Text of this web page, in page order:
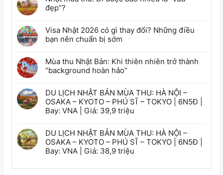
đẹp”?
Visa Nhật 2026 có gì thay đổi? Những điều
bạn nên chuẩn bị sớm
Mùa thu Nhật Bản: Khi thiên nhiên trở thành
“background hoàn hảo”
DU LỊCH NHẬT BẢN MÙA THU: HÀ NỘI –
OSAKA – KYOTO – PHÚ SĨ – TOKYO | 6N5Đ |
Bay: VNA | Giá: 39,9 triệu
DU LỊCH NHẬT BẢN MÙA THU: HÀ NỘI –
OSAKA – KYOTO – PHÚ SĨ – TOKYO | 6N5Đ |
Bay: VNA | Giá: 38,9 triệu